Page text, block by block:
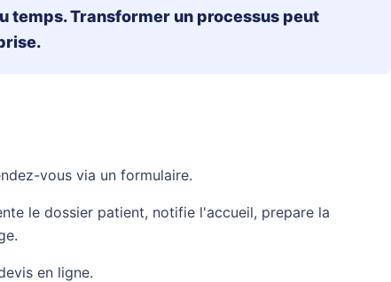
temps. Transformer un processus peut
vous via un formulaire.
le dossier patient, notifie l'accueil, prepare la
en ligne.